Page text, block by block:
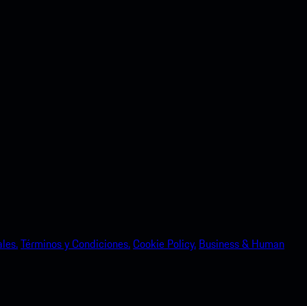
Términos y Condiciones.Cookie Policy. Business & Human